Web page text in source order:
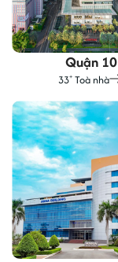
Quận 10
33+ Toà nhà